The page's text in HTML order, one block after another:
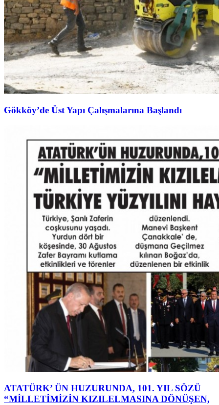
Gökköy’de Üst Yapı Çalışmalarına Başlandı
ATATÜRK’ ÜN HUZURUNDA, 101. YIL SÖZÜ
“MİLLETİMİZİN KIZILELMASINA DÖNÜŞEN,